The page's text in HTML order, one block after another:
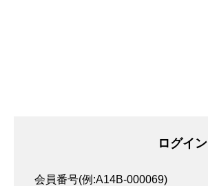
ログイン
会員番号(例:A14B-000069)